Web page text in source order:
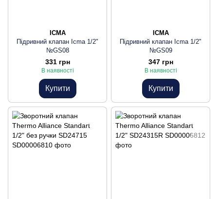
ICMA
Підривний клапан Icma 1/2"
№GS08
331 грн
В наявності
Купити
ICMA
Підривний клапан Icma 1/2"
№GS09
347 грн
В наявності
Купити